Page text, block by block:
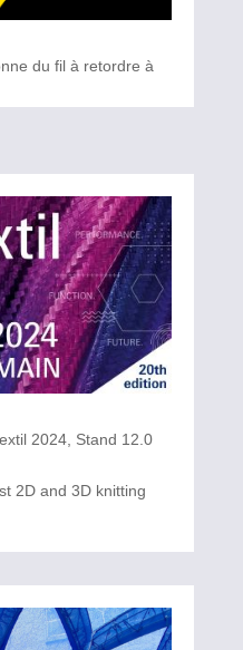
du fil à retordre à
2024, Stand 12.0
2D and 3D knitting